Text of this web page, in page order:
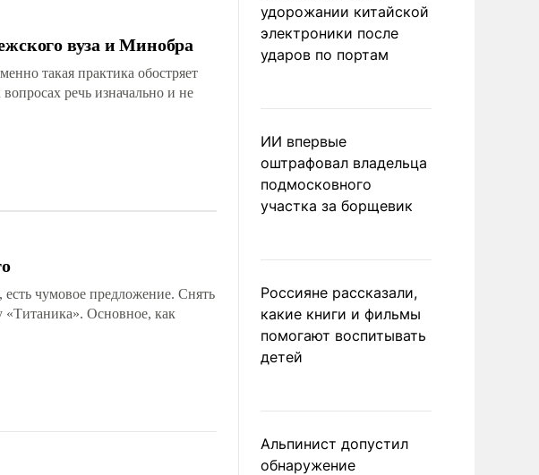
вуза и Минобра
такая практика обостряет
речь изначально и не
чумовое предложение. Снять
«Титаника». Основное, как
удорожании китайской
электроники после
ударов по портам
ИИ впервые
оштрафовал владельца
подмосковного
участка за борщевик
Россияне рассказали,
какие книги и фильмы
помогают воспитывать
детей
Альпинист допустил
обнаружение